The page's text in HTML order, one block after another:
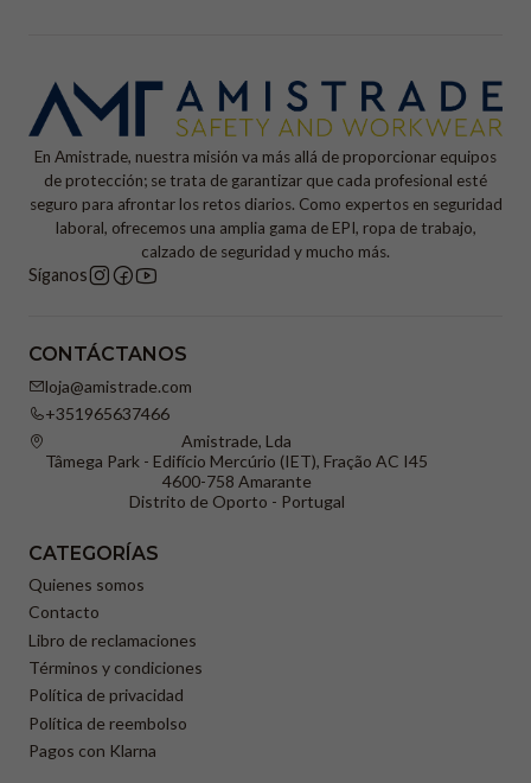
En Amistrade, nuestra misión va más allá de proporcionar equipos
de protección; se trata de garantizar que cada profesional esté
seguro para afrontar los retos diarios. Como expertos en seguridad
laboral, ofrecemos una amplia gama de EPI, ropa de trabajo,
calzado de seguridad y mucho más.
Síganos
CONTÁCTANOS
loja@amistrade.com
+351965637466
Amistrade, Lda
Tâmega Park - Edifício Mercúrio (IET), Fração AC I45
4600-758 Amarante
Distrito de Oporto - Portugal
CATEGORÍAS
Quienes somos
Contacto
Libro de reclamaciones
Términos y condiciones
Política de privacidad
Política de reembolso
Pagos con Klarna